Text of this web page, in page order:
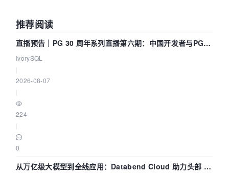
推荐阅读
直播预告｜PG 30 周年系列直播第六期：中国开发者与PG内
核——我们改得动吗？我们贡献了什么？
IvorySQL
2026-08-07
224
0
从万亿级大模型到全线应用：Databend Cloud 助力头部 AI